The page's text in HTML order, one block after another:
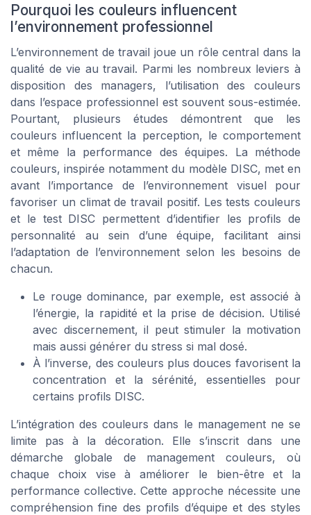
Pourquoi les couleurs influencent
l’environnement professionnel
L’environnement de travail joue un rôle central dans la
qualité de vie au travail. Parmi les nombreux leviers à
disposition des managers, l’utilisation des couleurs
dans l’espace professionnel est souvent sous-estimée.
Pourtant, plusieurs études démontrent que les
couleurs influencent la perception, le comportement
et même la performance des équipes. La méthode
couleurs, inspirée notamment du modèle DISC, met en
avant l’importance de l’environnement visuel pour
favoriser un climat de travail positif. Les tests couleurs
et le test DISC permettent d’identifier les profils de
personnalité au sein d’une équipe, facilitant ainsi
l’adaptation de l’environnement selon les besoins de
chacun.
Le rouge dominance, par exemple, est associé à
l’énergie, la rapidité et la prise de décision. Utilisé
avec discernement, il peut stimuler la motivation
mais aussi générer du stress si mal dosé.
À l’inverse, des couleurs plus douces favorisent la
concentration et la sérénité, essentielles pour
certains profils DISC.
L’intégration des couleurs dans le management ne se
limite pas à la décoration. Elle s’inscrit dans une
démarche globale de management couleurs, où
chaque choix vise à améliorer le bien-être et la
performance collective. Cette approche nécessite une
compréhension fine des profils d’équipe et des styles